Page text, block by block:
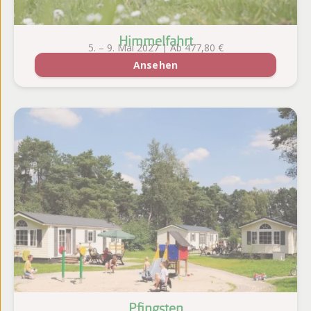
Himmelfahrt
5. – 9. Mai 2027 | Ab 477,80 €
Ansehen